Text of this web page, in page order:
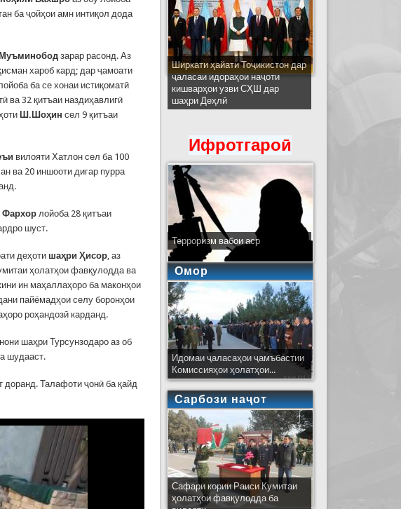
ба ҷойҳои амн интиқол дода
Муъминободзарар расонд. Аз
хароб кард; дар ҷамоати
ба се хонаи истиқоматӣ
ва 32 қитъаи наздиҳавлигӣ
Ш.Шоҳин сел 9 қитъаи
вилояти Хатлон сел ба 100
ва 20 иншооти дигар пурра
Фархор лойоба 28 қитъаи
шуст.
деҳоти шаҳри Ҳисор , аз
ҳолатҳои фавқулодда ва
ин маҳаллаҳоро ба маконҳои
пайёмадҳои селу боронҳои
роҳандозӣ карданд.
шаҳри Турсунзодаро аз об
шудааст.
Талафоти ҷонӣ ба қайд
Ширкати ҳайати Тоҷикистон дар
ҷаласаи идораҳои наҷоти
кишварҳои узви СҲШ дар
шаҳри Деҳлӣ
Ифротгароӣ
Терроризм вабои аср
Омор
Идомаи ҷаласаҳои ҷамъбастии
Комиссияҳои ҳолатҳои...
Сарбози наҷот
Сафари кории Раиси Кумитаи
ҳолатҳои фавқулодда ба